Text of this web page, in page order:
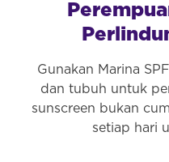
Gunakan Marina
dan tubuh untuk
sunscreen bukan
setiap hari